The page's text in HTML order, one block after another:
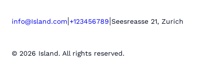
info@Island.com +123456789 Seesreasse 21, Zurich
© 2026 Island. All rights reserved.